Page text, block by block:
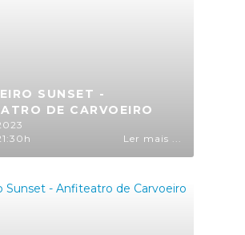
SUNSET -
DE CARVOEIRO
Ler mais ...